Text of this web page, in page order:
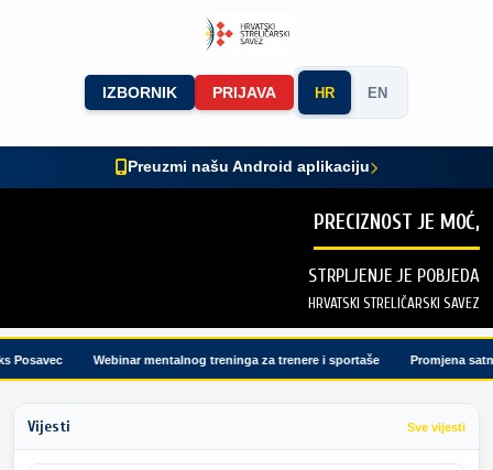
IZBORNIK PRIJAVA HR EN
Preuzmi našu Android aplikaciju
PRECIZNOST JE MOĆ,
STRPLJENJE JE POBJEDA
HRVATSKI STRELIČARSKI SAVEZ
Webinar mentalnog treninga za trenere i sportaše Promjena
Vijesti Sve vijesti